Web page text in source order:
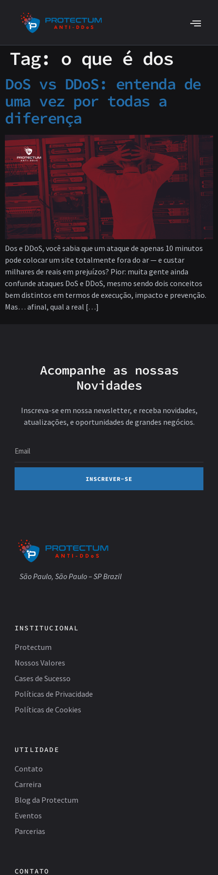
Tag: o que é dos
DoS vs DDoS: entenda de
uma vez por todas a
diferença
Dos e DDoS, você sabia que um ataque de apenas 10 minutos
pode colocar um site totalmente fora do ar — e custar
milhares de reais em prejuízos? Pior: muita gente ainda
confunde ataques DoS e DDoS, mesmo sendo dois conceitos
bem distintos em termos de execução, impacto e prevenção.
Mas… afinal, qual a real […]
Acompanhe as nossas
Novidades
Inscreva-se em nossa newsletter, e receba novidades,
atualizações, e oportunidades de grandes negócios.
INSCREVER-SE
São Paulo, São Paulo – SP Brazil
INSTITUCIONAL
Protectum
Nossos Valores
Cases de Sucesso
Políticas de Privacidade
Políticas de Cookies
UTILIDADE
Contato
Carreira
Blog da Protectum
Eventos
Parcerias
CONTATO